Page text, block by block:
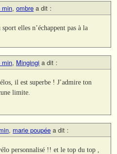
min, ombre a dit :
elles n’échappent pas à la
min, Mingingi a dit :
il est superbe ! J’admire ton
limite.
, marie poupée a dit :
personnalisé !! et le top du top ,